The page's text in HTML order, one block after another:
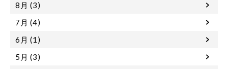
8月 (3)
7月 (4)
6月 (1)
5月 (3)